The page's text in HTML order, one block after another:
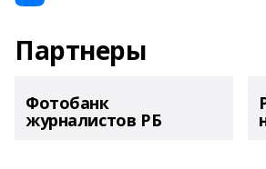
Партнеры
Фотобанк
журналистов РБ